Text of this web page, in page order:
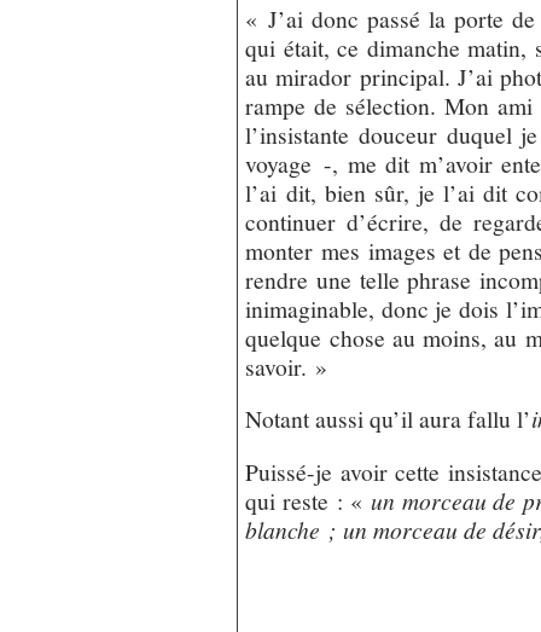
« J’ai donc passé la porte
qui était, ce dimanche matin,
au mirador principal. J’ai
rampe de sélection. Mon
l’insistante douceur duquel
voyage -, me dit m’avoir
l’ai dit, bien sûr, je l’ai dit
continuer d’écrire, de
monter mes images et de
rendre une telle phrase
inimaginable, donc je dois
quelque chose au moins, au
savoir. »
Notant aussi qu’il aura fallu l’
Puissé-je avoir cette
qui reste : «un morceau de
blanche ; un morceau de